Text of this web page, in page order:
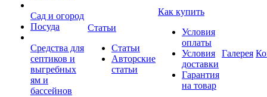
Сад и огород
Посуда
Средства для
септиков и
выгребных
ям и
бассейнов
Статьи
Статьи
Авторские
статьи
Как купить
Условия
оплаты
Условия
доставки
Гарантия
на товар
Галерея